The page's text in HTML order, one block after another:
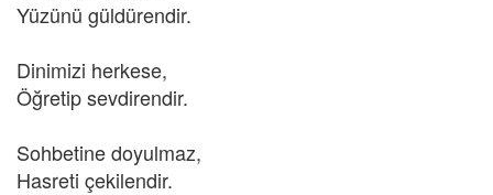
Yüzünü güldürendir.
Dinimizi herkese,
Öğretip sevdirendir.
Sohbetine doyulmaz,
Hasreti çekilendir.